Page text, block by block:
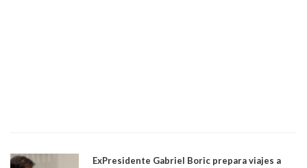
ExPresidente Gabriel Boric prepara viajes a